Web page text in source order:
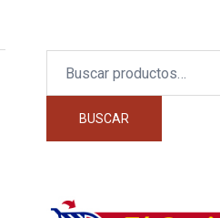
por:
BUSCAR